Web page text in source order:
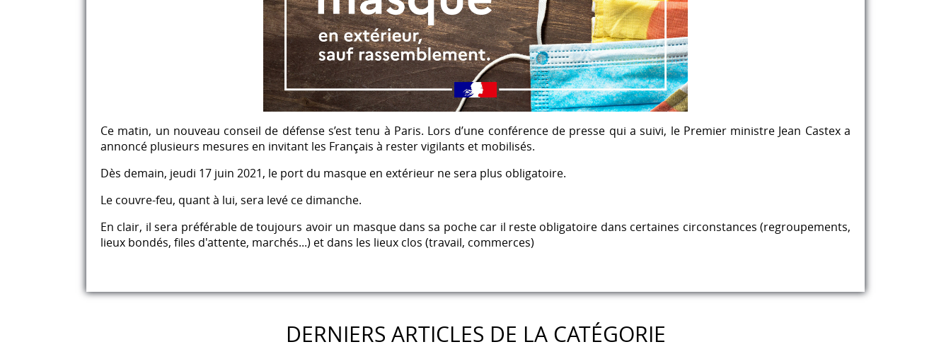
Ce matin, un nouveau conseil de défense s’est tenu à Paris. Lors d’une conférence de presse qui a suivi, le Premier ministre Jean Castex a
annoncé plusieurs mesures en invitant les Français à rester vigilants et mobilisés.
Dès demain, jeudi 17 juin 2021, le port du masque en extérieur ne sera plus obligatoire.
Le couvre-feu, quant à lui, sera levé ce dimanche.
En clair, il sera préférable de toujours avoir un masque dans sa poche car il reste obligatoire dans certaines circonstances (regroupements,
lieux bondés, files d'attente, marchés...) et dans les lieux clos (travail, commerces)
DERNIERS ARTICLES DE LA CATÉGORIE